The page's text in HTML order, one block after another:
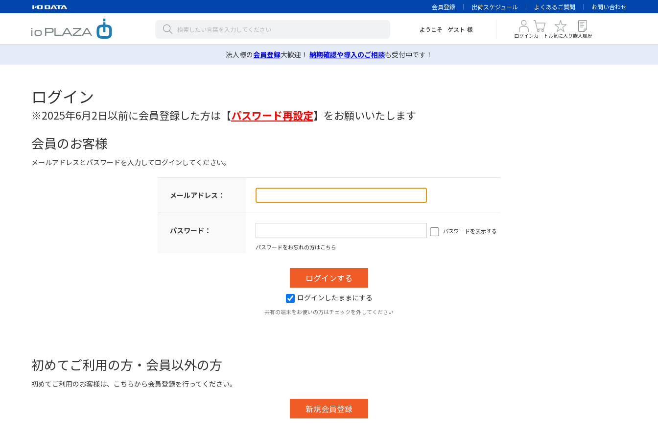
会員登録 出荷スケジュール よくあるご質問 お問い合わせ
ようこそ ゲスト 様
ログインカートお気に入り 購入履歴
法人様の会員登録大歓迎！ 納期確認や導入のご相談も受付中です！
ログイン
※2025年6月2日以前に会員登録した方は 【パスワード再設定】 をお願いいたします
会員のお客様
メールアドレスとパスワードを入力してログインしてください。
メールアドレス：
パスワード： パスワードを表示する
パスワードをお忘れの方はこちら
ログインしたままにする
共有の端末をお使いの方はチェックを外してください
初めてご利用の方・会員以外の方
初めてご利用のお客様は、こちらから会員登録を行ってください。